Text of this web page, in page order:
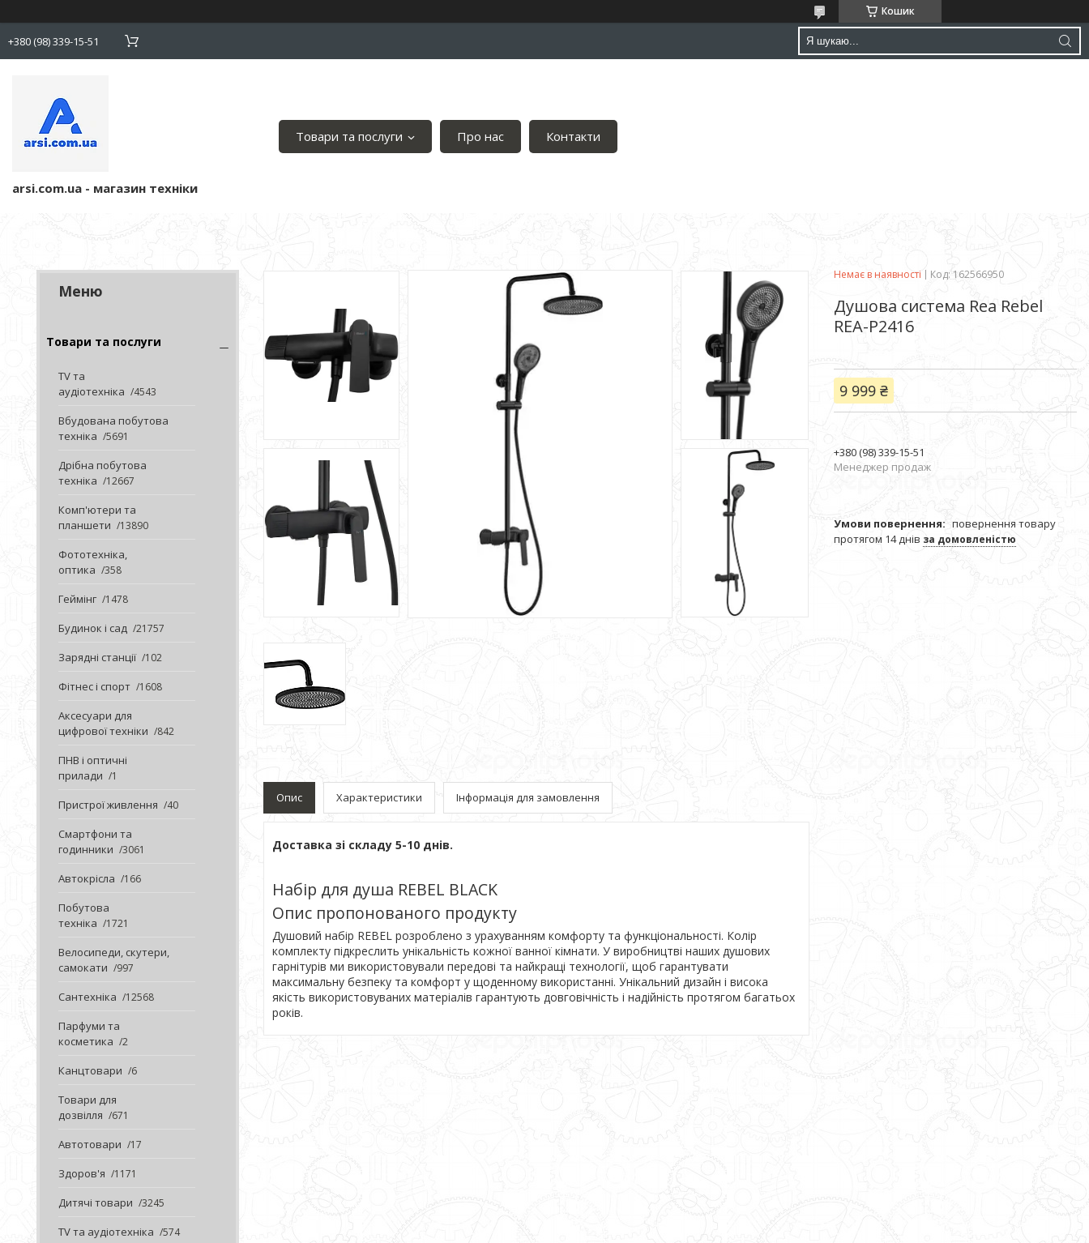
Кошик
+380 (98) 339-15-51
arsi.com.ua - магазин техніки
Товари та послуги Про нас Контакти
Товари та послуги
TV та
аудіотехніка
4543
Вбудована побутова
техніка
5691
Дрібна побутова
техніка
12667
Комп'ютери та
планшети
13890
Фототехніка,
оптика
358
Геймінг 1478
Будинок і сад 21757
Зарядні станції 102
Фітнес і спорт 1608
Аксесуари для
цифрової техніки
842
ПНВ і оптичні
прилади
1
Пристрої живлення 40
Смартфони та
годинники
3061
Автокрісла 166
Побутова
техніка
1721
Велосипеди, скутери,
самокати
997
Сантехніка 12568
Парфуми та
косметика
2
Канцтовари 6
Товари для
дозвілля
671
Автотовари 17
Здоров'я 1171
Дитячі товари 3245
TV та аудіотехніка 574
Опис Характеристики Інформація для замовлення
Доставка зі складу 5-10 днів.
Набір для душа REBEL BLACK
Опис пропонованого продукту
Душовий набір REBEL розроблено з урахуванням комфорту та функціональності. Колір
комплекту підкреслить унікальність кожної ванної кімнати. У виробництві наших душових
гарнітурів ми використовували передові та найкращі технології, щоб гарантувати
максимальну безпеку та комфорт у щоденному використанні. Унікальний дизайн і висока
якість використовуваних матеріалів гарантують довговічність і надійність протягом багатьох
років.
Немає в наявності Код:162566950
Душова система Rea Rebel
REA-P2416
9 999 ₴
+380 (98) 339-15-51
Менеджер продаж
повернення товару
протягом 14 днів за домовленістю